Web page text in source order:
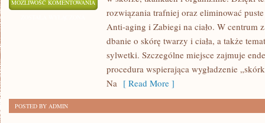
MOŻLIWOŚĆ KOMENTOWANIA STYL
ŻYCIA
HOLISTYCZNE
PIĘKNO
rozwiązania trafniej oraz eliminować
Anti-aging i Zabiegi na ciało. W centrum
dbanie o skórę twarzy i ciała, a także
sylwetki. Szczególne miejsce zajmuje
procedura wspierająca wygładzenie
Na [ Read More ]
POSTED BY ADMIN